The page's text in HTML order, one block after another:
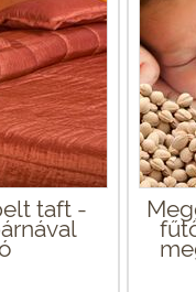
taft -